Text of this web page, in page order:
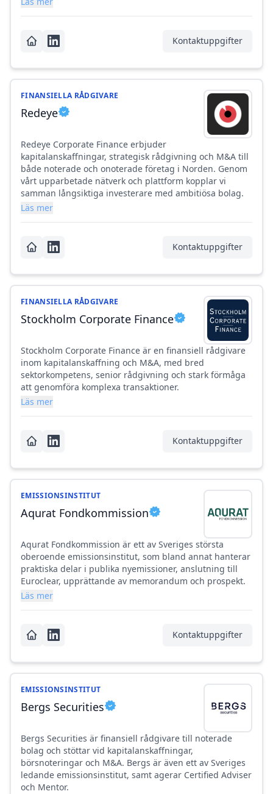
Kontaktuppgifter
FINANSIELLA RÅDGIVARE
Redeye
Redeye Corporate Finance erbjuder
kapitalanskaffningar, strategisk rådgivning och M&A till
både noterade och onoterade företag i Norden. Genom
vårt upparbetade nätverk och plattform kopplar vi
samman långsiktiga investerare med ambitiösa bolag.
Läs mer
Kontaktuppgifter
FINANSIELLA RÅDGIVARE
Stockholm Corporate Finance
Stockholm Corporate Finance är en finansiell rådgivare
inom kapitalanskaffning och M&A, med bred
sektorkompetens, senior rådgivning och stark förmåga
att genomföra komplexa transaktioner.
Läs mer
Kontaktuppgifter
EMISSIONSINSTITUT
Aqurat Fondkommission
Aqurat Fondkommission är ett av Sveriges största
oberoende emissionsinstitut, som bland annat hanterar
praktiska delar i publika nyemissioner, anslutning till
Euroclear, upprättande av memorandum och prospekt.
Läs mer
Kontaktuppgifter
EMISSIONSINSTITUT
Bergs Securities
Bergs Securities är finansiell rådgivare till noterade
bolag och stöttar vid kapitalanskaffningar,
börsnoteringar och M&A. Bergs är även ett av Sveriges
ledande emissionsinstitut, samt agerar Certified Adviser
och Mentor.